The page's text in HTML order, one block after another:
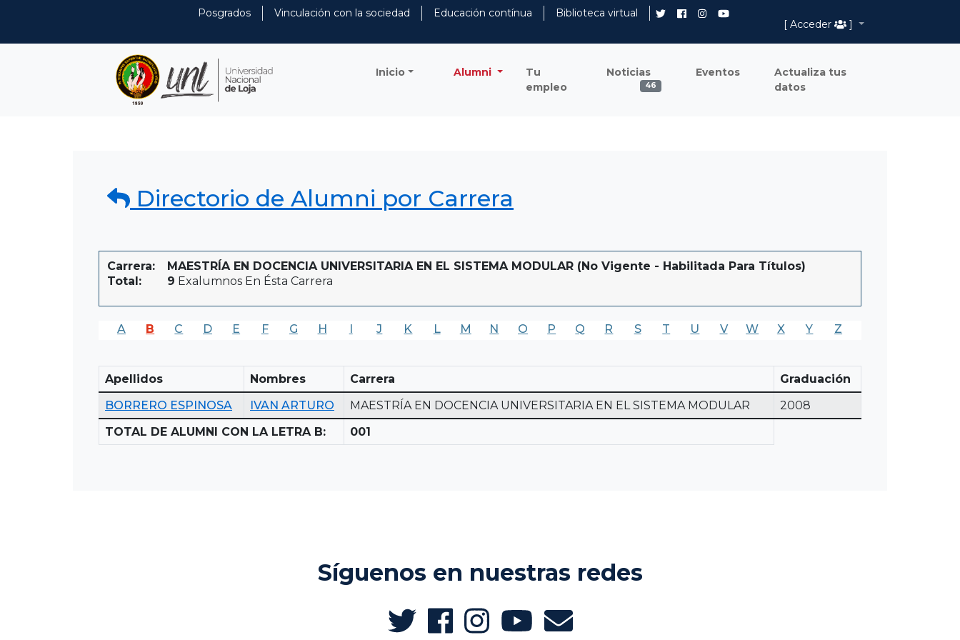
Posgrados Vinculación con la sociedad Educación contínua
Biblioteca virtual
[ Acceder
]
Inicio Alumni
Tu
empleo
Noticias
46
Eventos
Actualiza tus
datos
Directorio de Alumni por Carrera
Carrera:
MAESTRÍA EN DOCENCIA UNIVERSITARIA EN EL SISTEMA MODULAR (No Vigente - Habilitada Para Títulos)
Total:
9 Exalumnos En Ésta Carrera
A B C D E F G H I J K L M N O P Q R S T U V W X Y Z
Apellidos Nombres Carrera
Graduación
BORRERO ESPINOSA
IVAN ARTURO MAESTRÍA EN DOCENCIA UNIVERSITARIA EN EL SISTEMA MODULAR
2008
TOTAL DE ALUMNI CON LA LETRA B:
001
Síguenos en nuestras redes